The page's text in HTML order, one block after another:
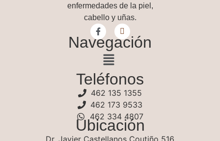
enfermedades de la piel,
cabello y uñas.
Navegación
Teléfonos
462 135 1355
462 173 9533
462 334 4807
Ubicación